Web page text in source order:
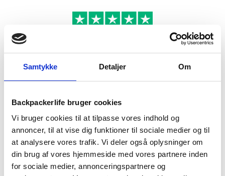
Samtykke Detaljer Om
Backpackerlife bruger cookies
Vi bruger cookies til at tilpasse vores indhold og
annoncer, til at vise dig funktioner til sociale medier og til
at analysere vores trafik. Vi deler også oplysninger om
din brug af vores hjemmeside med vores partnere inden
for sociale medier, annonceringspartnere og
BESKRIVELSE
YDERLIGERE INFORMATION